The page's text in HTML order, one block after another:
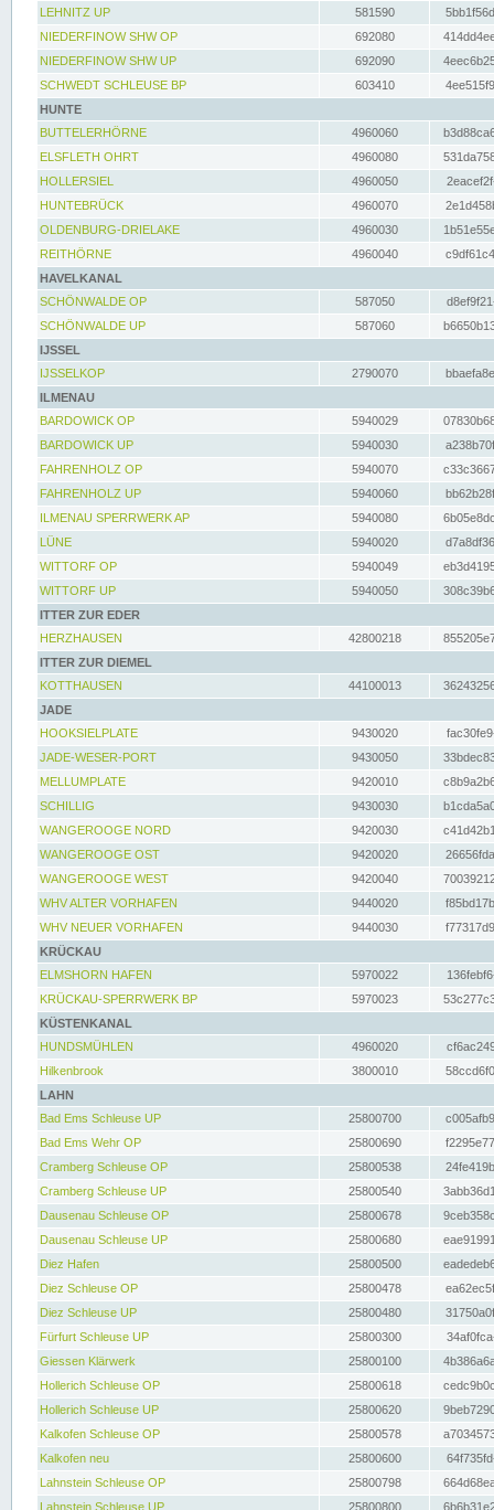
LEHNITZ UP
581590
NIEDERFINOW SHW OP
692080
NIEDERFINOW SHW UP
692090
SCHWEDT SCHLEUSE BP
603410
HUNTE
BUTTELERHÖRNE
4960060
ELSFLETH OHRT
4960080
HOLLERSIEL
4960050
HUNTEBRÜCK
4960070
OLDENBURG-DRIELAKE
4960030
REITHÖRNE
4960040
HAVELKANAL
SCHÖNWALDE OP
587050
SCHÖNWALDE UP
587060
IJSSEL
IJSSELKOP
2790070
ILMENAU
BARDOWICK OP
5940029
BARDOWICK UP
5940030
FAHRENHOLZ OP
5940070
FAHRENHOLZ UP
5940060
ILMENAU SPERRWERK AP
5940080
LÜNE
5940020
WITTORF OP
5940049
WITTORF UP
5940050
ITTER ZUR EDER
HERZHAUSEN
42800218
ITTER ZUR DIEMEL
KOTTHAUSEN
44100013
JADE
HOOKSIELPLATE
9430020
JADE-WESER-PORT
9430050
MELLUMPLATE
9420010
SCHILLIG
9430030
WANGEROOGE NORD
9420030
WANGEROOGE OST
9420020
WANGEROOGE WEST
9420040
WHV ALTER VORHAFEN
9440020
WHV NEUER VORHAFEN
9440030
KRÜCKAU
ELMSHORN HAFEN
5970022
KRÜCKAU-SPERRWERK BP
5970023
KÜSTENKANAL
HUNDSMÜHLEN
4960020
Hilkenbrook
3800010
LAHN
Bad Ems Schleuse UP
25800700
Bad Ems Wehr OP
25800690
Cramberg Schleuse OP
25800538
Cramberg Schleuse UP
25800540
Dausenau Schleuse OP
25800678
Dausenau Schleuse UP
25800680
Diez Hafen
25800500
Diez Schleuse OP
25800478
Diez Schleuse UP
25800480
Fürfurt Schleuse UP
25800300
Giessen Klärwerk
25800100
Hollerich Schleuse OP
25800618
Hollerich Schleuse UP
25800620
Kalkofen Schleuse OP
25800578
Kalkofen neu
25800600
Lahnstein Schleuse OP
25800798
Lahnstein Schleuse UP
25800800